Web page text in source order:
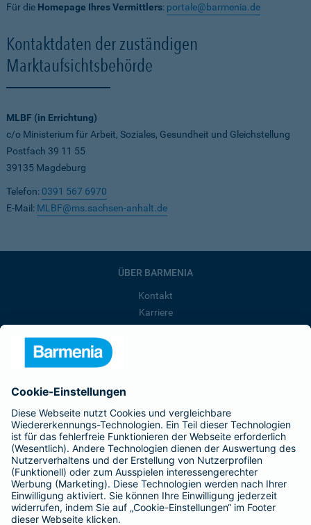
Für die Homepage Ihres Vermittlers: portale@barmenia.de
Kontaktdaten der zuständigen
Marktaufsichtsbehörde
MLBF (in Errichtung)
c/o Ministerium für Arbeit, Soziales, Gesundheit und Gleichstellung
Postfach 39 11 55
39135 Magdeburg
Telefon: 0391 567 6970
E-Mail: MLBF@ms.sachsen-anhalt.de
ÜBER BARMENIA
Kontakt
Karriere
Presse
Barmenia ist Teil der BarmeniaGothaer
BELIEBTE SEITEN
Kranken-Zusatzversicherung
Tierversicherungen
Haftpflichtversicherung
Hausratversicherung